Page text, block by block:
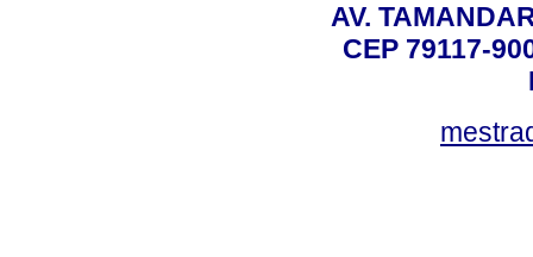
AV.
CEP 79117-